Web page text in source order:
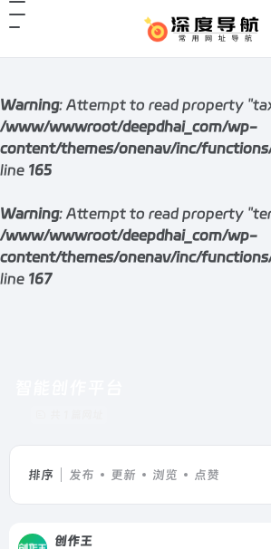
Warning: Attempt to read property
/www/wwwroot/deepdhai_com/wp-
content/themes/onenav/inc/
line 165
Warning: Attempt to read property
/www/wwwroot/deepdhai_com/wp-
content/themes/onenav/inc/
line 167
排序 发布 更新 浏览 点赞
创作王